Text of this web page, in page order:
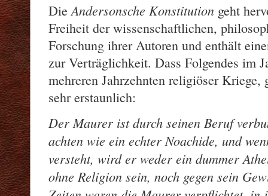
Die Andersonsche Konstitution geht
Freiheit der wissenschaftlichen,
Forschung ihrer Autoren und enthält
zur Verträglichkeit. Dass Folgendes im
mehreren Jahrzehnten religiöser Kriege,
sehr erstaunlich:
Der Maurer ist durch seinen Beruf
achten wie ein echter Noachide, und
versteht, wird er weder ein dummer
ohne Religion sein, noch gegen sein